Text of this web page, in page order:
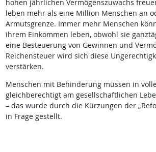
hohen jährlichen Vermögenszuwachs
leben mehr als eine Million Menschen an
Armutsgrenze. Immer mehr Menschen
ihrem Einkommen leben, obwohl sie
eine Besteuerung von Gewinnen und
Reichensteuer wird sich diese
verstärken.
Menschen mit Behinderung müssen in
gleichberechtigt am gesellschaftlichen
– das wurde durch die Kürzungen der
in Frage gestellt.